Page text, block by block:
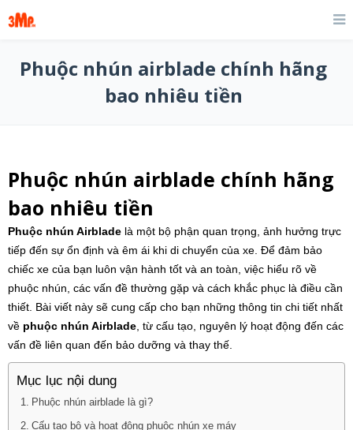
Phuộc nhún airblade chính hãng
bao nhiêu tiền
Phuộc nhún airblade chính hãng
bao nhiêu tiền
Phuộc nhún Airblade là một bộ phận quan trọng, ảnh hưởng trực
tiếp đến sự ổn định và êm ái khi di chuyển của xe. Để đảm bảo
chiếc xe của bạn luôn vận hành tốt và an toàn, việc hiểu rõ về
phuộc nhún, các vấn đề thường gặp và cách khắc phục là điều cần
thiết. Bài viết này sẽ cung cấp cho bạn những thông tin chi tiết nhất
về phuộc nhún Airblade , từ cấu tạo, nguyên lý hoạt động đến các
vấn đề liên quan đến bảo dưỡng và thay thế.
Mục lục nội dung
Phuộc nhún airblade là gì?
Cấu tạo bộ và hoạt động phuộc nhún xe máy